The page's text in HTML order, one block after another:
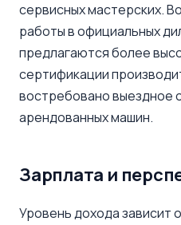
сервисных мастерских.
работы в официальных
предлагаются более
сертификации
востребовано выездное
арендованных машин.
Зарплата и
Уровень дохода зависит